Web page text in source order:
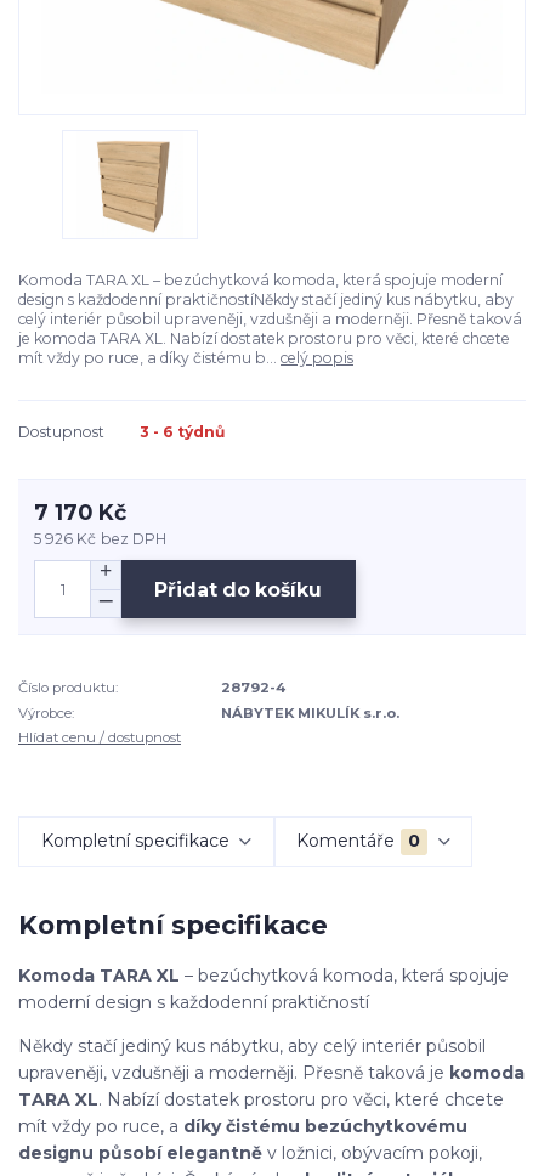
Komoda TARA XL – bezúchytková komoda, která spojuje moderní
design s každodenní praktičnostíNěkdy stačí jediný kus nábytku, aby
celý interiér působil upraveněji, vzdušněji a moderněji. Přesně taková
je komoda TARA XL. Nabízí dostatek prostoru pro věci, které chcete
mít vždy po ruce, a díky čistému b... celý popis
Dostupnost 3 - 6 týdnů
7 170 Kč
5 926 Kč bez DPH
Přidat do košíku
Číslo produktu:
28792-4
Výrobce:
NÁBYTEK MIKULÍK s.r.o.
Hlídat cenu / dostupnost
Kompletní specifikace Komentáře 0
Kompletní specifikace
Komoda TARA XL – bezúchytková komoda, která spojuje
moderní design s každodenní praktičností
Někdy stačí jediný kus nábytku, aby celý interiér působil
upraveněji, vzdušněji a moderněji. Přesně taková je komoda
TARA XL. Nabízí dostatek prostoru pro věci, které chcete
mít vždy po ruce, a díky čistému bezúchytkovému
designu působí elegantně v ložnici, obývacím pokoji,